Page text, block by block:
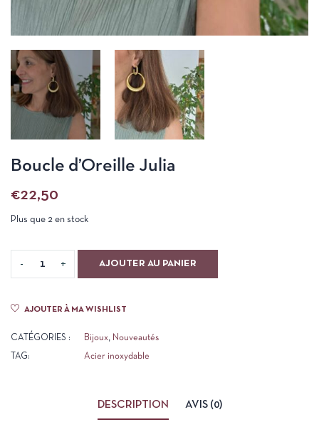
Boucle d’Oreille Julia
€22,50
Plus que 2 en stock
AJOUTER AU PANIER
AJOUTER À MA WISHLIST
CATÉGORIES : Bijoux, Nouveautés
TAG: Acier inoxydable
DESCRIPTION AVIS (0)